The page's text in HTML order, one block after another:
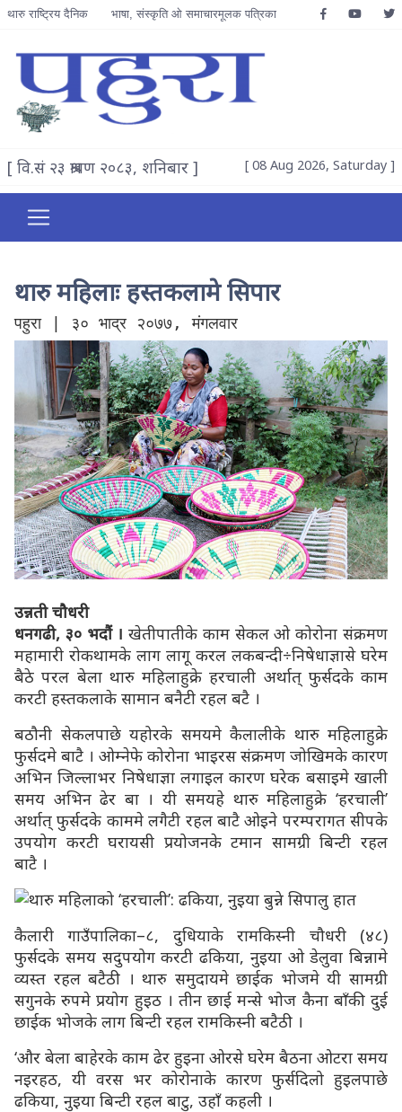
थारु राष्ट्रिय दैनिक भाषा, संस्कृति ओ समाचारमूलक पत्रिका
[ वि.सं २३ श्रावण २०८३, शनिबार ] [ 08 Aug 2026, Saturday ]
थारु महिलाः हस्तकलामे सिपार
पहुरा | ३० भाद्र २०७७, मंगलवार
उन्नती चौधरी
धनगढी, ३० भदौं । खेतीपातीके काम सेकल ओ कोरोना संक्रमण
महामारी रोकथामके लाग लागू करल लकबन्दी÷निषेधाज्ञासे घरेम
बैठे परल बेला थारु महिलाहुक्रे हरचाली अर्थात् फुर्सदके काम
करटी हस्तकलाके सामान बनैटी रहल बटै ।
बठौनी सेकलपाछे यहोरके समयमे कैलालीके थारु महिलाहुक्रे
फुर्सदमे बाटै । ओम्नेफे कोरोना भाइरस संक्रमण जोखिमके कारण
अभिन जिल्लाभर निषेधाज्ञा लगाइल कारण घरेक बसाइमे खाली
समय अभिन ढेर बा । यी समयहे थारु महिलाहुक्रे ‘हरचाली’
अर्थात् फुर्सदके काममे लगैटी रहल बाटै ओइने परम्परागत सीपके
उपयोग करटी घरायसी प्रयोजनके टमान सामग्री बिन्टी रहल
बाटै ।
कैलारी गाउँपालिका–८, दुधियाके रामकिस्नी चौधरी (४८)
फुर्सदके समय सदुपयोग करटी ढकिया, नुइया ओ डेलुवा बिन्नामे
व्यस्त रहल बटैठी । थारु समुदायमे छाईक भोजमे यी सामग्री
सगुनके रुपमे प्रयोग हुइठ । तीन छाई मन्से भोज कैना बाँकी दुई
छाईक भोजके लाग बिन्टी रहल रामकिस्नी बटैठी ।
‘और बेला बाहेरके काम ढेर हुइना ओरसे घरेम बैठना ओटरा समय
नइरहठ, यी वरस भर कोरोनाके कारण फुर्सदिलो हुइलपाछे
ढकिया, नुइया बिन्टी रहल बाटु, उहाँ कहली ।